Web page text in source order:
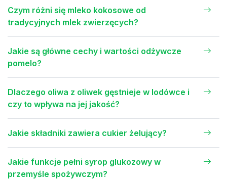
Czym różni się mleko kokosowe od
tradycyjnych mlek zwierzęcych?
Jakie są główne cechy i wartości odżywcze
pomelo?
Dlaczego oliwa z oliwek gęstnieje w lodówce i
czy to wpływa na jej jakość?
Jakie składniki zawiera cukier żelujący?
Jakie funkcje pełni syrop glukozowy w
przemyśle spożywczym?